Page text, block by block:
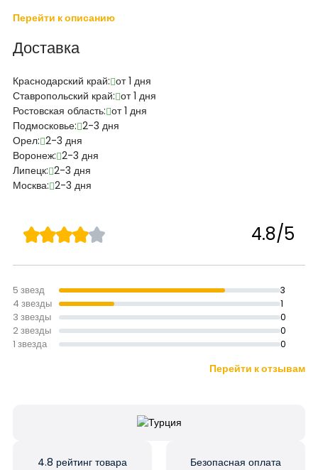
Перейти к описанию
Доставка
Краснодарский край: от 1 дня
Ставропольский край: от 1 дня
Ростовская область: от 1 дня
Подмосковье: 2-3 дня
Орел: 2-3 дня
Воронеж: 2-3 дня
Липецк: 2-3 дня
Москва: 2-3 дня
4.8/5
5 звезд 3
4 звезды 1
3 звезды 0
2 звезды 0
1 звезда 0
Перейти к отзывам
4.8 рейтинг товара Безопасная оплата